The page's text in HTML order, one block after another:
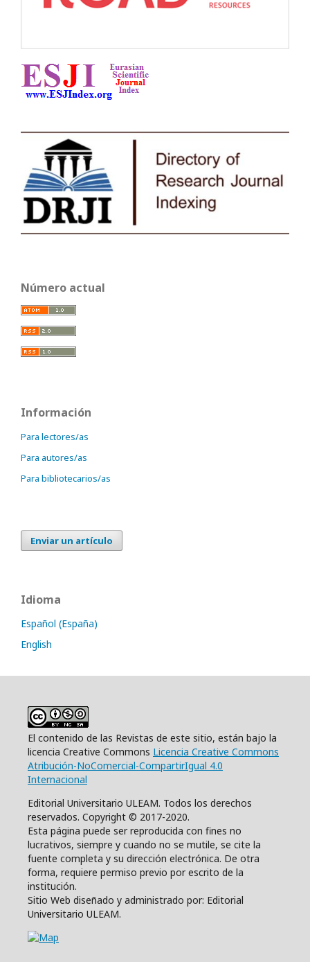
Número actual
Información
Para lectores/as
Para autores/as
Para bibliotecarios/as
Enviar un artículo
Idioma
Español (España)
English
El contenido de las Revistas de este sitio, están bajo la
licencia Creative Commons Licencia Creative Commons
Atribución-NoComercial-CompartirIgual 4.0
Internacional
Editorial Universitario ULEAM. Todos los derechos
reservados. Copyright © 2017-2020.
Esta página puede ser reproducida con fines no
lucrativos, siempre y cuando no se mutile, se cite la
fuente completa y su dirección electrónica. De otra
forma, requiere permiso previo por escrito de la
institución.
Sitio Web diseñado y administrado por: Editorial
Universitario ULEAM.